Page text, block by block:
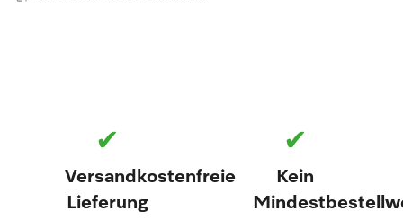
✔
Versandkostenfreie
Lieferung
✔
Kein